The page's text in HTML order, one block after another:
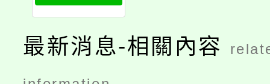
最新消息-相關內容